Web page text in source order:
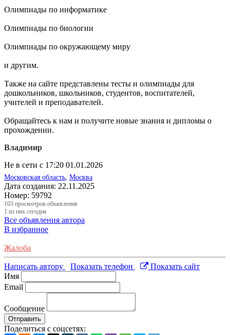
Олимпиады по информатике
Олимпиады по биологии
Олимпиады по окружающему миру
и другим.
Также на сайте представлены тесты и олимпиады для
дошкольников, школьников, студентов, воспитателей,
учителей и преподавателей.
Обращайтесь к нам и получите новые знания и дипломы о
прохождении.
Владимир
Не в сети с 17:20 01.01.2026
Московская область Москва
Дата создания: 22.11.2025
Номер: 59792
103 просмотров объявления
1 из них сегодня
Все объявления автора
В избранное
Жалоба
Написать автору Показать телефон
Показать сайт
Имя
Email
Сообщение
Отправить
Поделиться с соцсетях: